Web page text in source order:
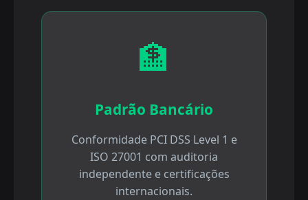
🏦
Padrão Bancário
Conformidade PCI DSS Level 1 e
ISO 27001 com auditoria
independente e certificações
internacionais.